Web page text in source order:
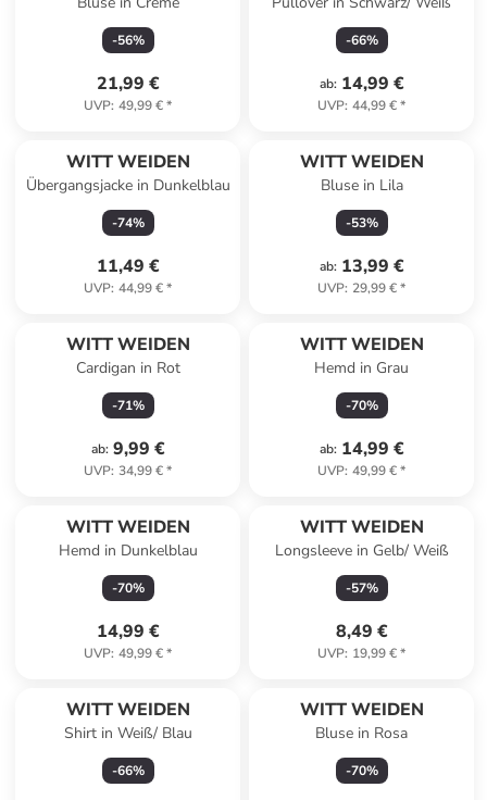
-56%
21,99 €
UVP: 49,99 €*
-66%
ab: 14,99 €
UVP: 44,99 €*
WITT WEIDEN
Übergangsjacke in Dunkelblau
-74%
11,49 €
UVP: 44,99 €*
WITT WEIDEN
Bluse in Lila
-53%
ab: 13,99 €
UVP: 29,99 €*
WITT WEIDEN
Cardigan in Rot
-71%
ab: 9,99 €
UVP: 34,99 €*
WITT WEIDEN
Hemd in Grau
-70%
ab: 14,99 €
UVP: 49,99 €*
WITT WEIDEN
Hemd in Dunkelblau
-70%
14,99 €
UVP: 49,99 €*
WITT WEIDEN
Longsleeve in Gelb/ Weiß
-57%
8,49 €
UVP: 19,99 €*
WITT WEIDEN
Shirt in Weiß/ Blau
-66%
WITT WEIDEN
Bluse in Rosa
-70%